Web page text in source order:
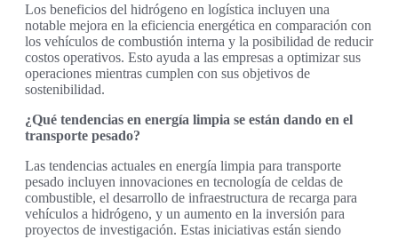
Los beneficios del hidrógeno en logística incluyen una
notable mejora en la eficiencia energética en comparación con
los vehículos de combustión interna y la posibilidad de reducir
costos operativos. Esto ayuda a las empresas a optimizar sus
operaciones mientras cumplen con sus objetivos de
sostenibilidad.
¿Qué tendencias en energía limpia se están dando en el
transporte pesado?
Las tendencias actuales en energía limpia para transporte
pesado incluyen innovaciones en tecnología de celdas de
combustible, el desarrollo de infraestructura de recarga para
vehículos a hidrógeno, y un aumento en la inversión para
proyectos de investigación. Estas iniciativas están siendo